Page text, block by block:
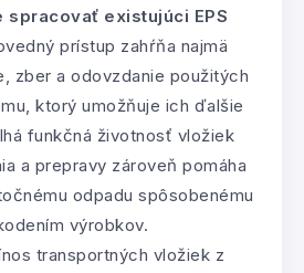
spracovať existujúci EPS
prístup zahŕňa najmä
zber a odovzdanie použitých
ktorý umožňuje ich ďalšie
funkčná životnosť vložiek
a prepravy zároveň pomáha
odpadu spôsobenému
výrobkov.
transportných vložiek z